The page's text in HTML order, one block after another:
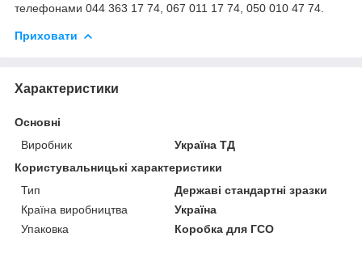
телефонами 044 363 17 74, 067 011 17 74, 050 010 47 74.
Приховати
Характеристики
Основні
Виробник
Україна ТД
Користувальницькі характеристики
Тип
Державі стандартні зразки
Країна виробництва
Україна
Упаковка
Коробка для ГСО